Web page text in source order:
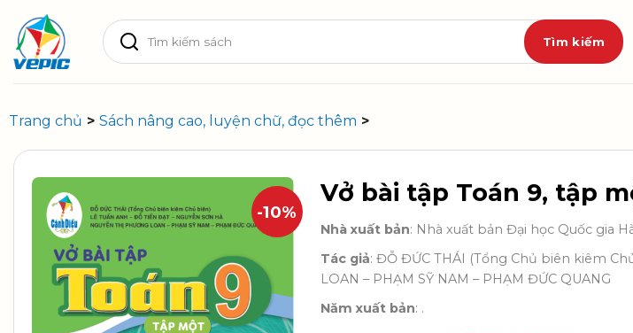
content
Tìm
kiếm:
Trang chủ > Sách nâng cao, luyện chữ, đọc thêm >
-10%
Vở bài tập Toán 9, tập
Nhà xuất bản: Nhà xuất bản Đại học Quốc gia
Tác giả: ĐỖ ĐỨC THÁI (Tổng Chủ biên kiêm
LOAN – PHẠM SỸ NAM – PHẠM ĐỨC QUANG
Năm xuất bản: .